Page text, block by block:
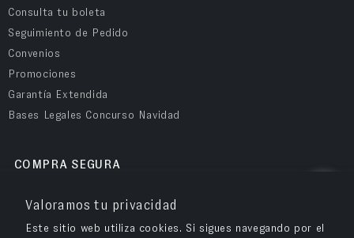
Valoramos tu privacidad
Este sitio web utiliza cookies. Si sigues navegando por el
Consulta tu boleta
Seguimiento de Pedido
Convenios
Promociones
Garantía Extendida
Bases Legales Concurso Navidad
COMPRA SEGURA